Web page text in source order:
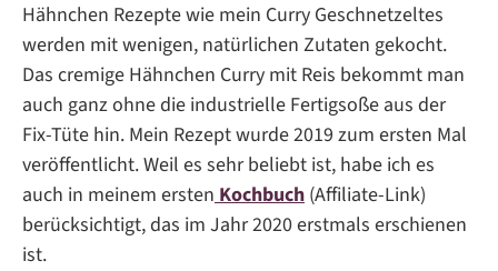
Hähnchen Rezepte wie mein Curry Geschnetzeltes
werden mit wenigen, natürlichen Zutaten gekocht.
Das cremige Hähnchen Curry mit Reis bekommt man
auch ganz ohne die industrielle Fertigsoße aus der
Fix-Tüte hin. Mein Rezept wurde 2019 zum ersten Mal
veröffentlicht. Weil es sehr beliebt ist, habe ich es
auch in meinem erstenKochbuch (Affiliate-Link)
berücksichtigt, das im Jahr 2020 erstmals erschienen
ist.